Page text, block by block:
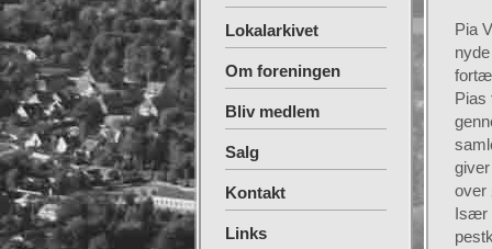
Lokalarkivet
Om foreningen
Bliv medlem
Salg
Kontakt
Links
Pia
Pias
over
Især